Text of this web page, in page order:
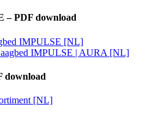
– PDF download
IMPULSE [NL]
IMPULSE | AURA [NL]
download
[NL]